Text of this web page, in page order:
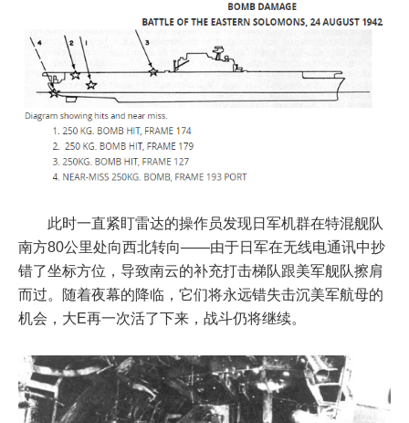
此时一直紧盯雷达的操作员发现日军机群在特混舰队
南方80公里处向西北转向——由于日军在无线电通讯中抄
错了坐标方位，导致南云的补充打击梯队跟美军舰队擦肩
而过。随着夜幕的降临，它们将永远错失击沉美军航母的
机会，大E再一次活了下来，战斗仍将继续。